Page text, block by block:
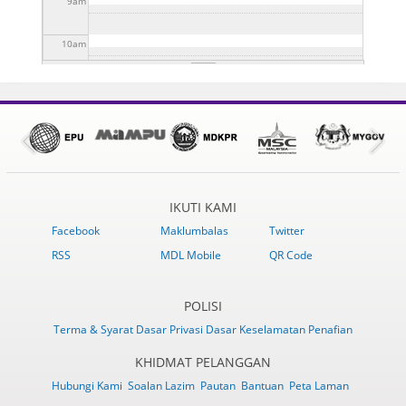
10am
1pm
3
6pm
IKUTI KAMI
Facebook Maklumbalas
Twitter
RSS
MDL Mobile QR Code
POLISI
Terma & Syarat Dasar Privasi Dasar Keselamatan Penafian
KHIDMAT PELANGGAN
Hubungi Kami Soalan Lazim Pautan Bantuan Peta Laman